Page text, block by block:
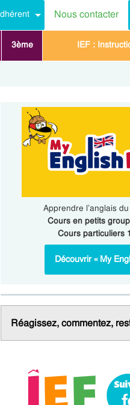
Nous contacter
3ème IEF :
Apprendre l’anglais
Cours en petits
Cours particuliers
Découvrir « My
Réagissez, commentez,